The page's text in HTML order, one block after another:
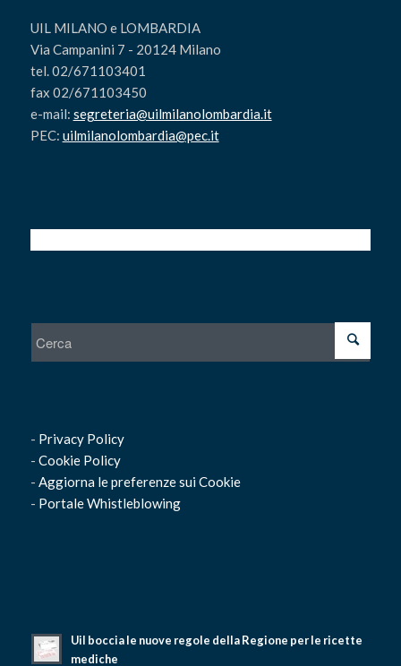
UIL MILANO e LOMBARDIA
Via Campanini 7 - 20124 Milano
tel. 02/671103401
fax 02/671103450
e-mail: segreteria@uilmilanolombardia.it
PEC: uilmilanolombardia@pec.it
- Privacy Policy
- Cookie Policy
- Aggiorna le preferenze sui Cookie
- Portale Whistleblowing
Uil boccia le nuove regole della Regione per le ricette
mediche